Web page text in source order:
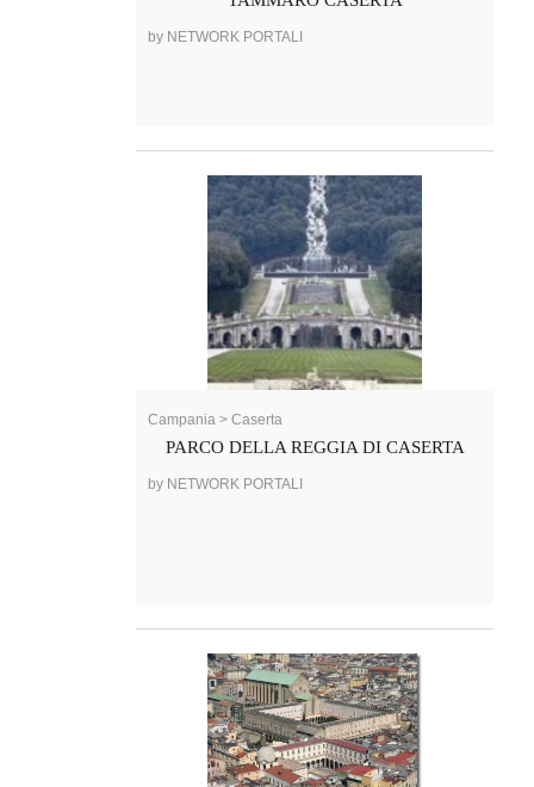
by NETWORK PORTALI
Campania > Caserta
PARCO DELLA REGGIA DI CASERTA
by NETWORK PORTALI